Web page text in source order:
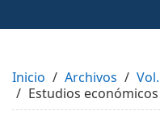
Inicio Archivos
Estudios